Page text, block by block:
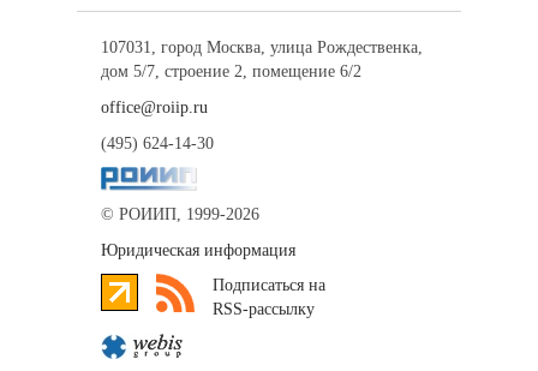
107031, город Москва, улица Рождественка,
дом 5/7, строение 2, помещение 6/2
office@roiip.ru
(495) 624-14-30
© РОИИП, 1999-2026
Юридическая информация
Подписаться на
RSS-рассылку